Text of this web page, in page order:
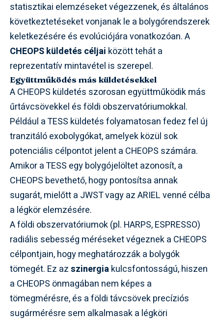
statisztikai elemzéseket végezzenek, és általános
következtetéseket vonjanak le a bolygórendszerek
keletkezésére és evolúciójára vonatkozóan. A
CHEOPS küldetés céljai között tehát a
reprezentatív mintavétel is szerepel.
Együttműködés más küldetésekkel
A CHEOPS küldetés szorosan együttműködik más
űrtávcsövekkel és földi obszervatóriumokkal.
Például a TESS küldetés folyamatosan fedez fel új
tranzitáló exobolygókat, amelyek közül sok
potenciális célpontot jelent a CHEOPS számára.
Amikor a TESS egy bolygójelöltet azonosít, a
CHEOPS bevethető, hogy pontosítsa annak
sugarát, mielőtt a JWST vagy az ARIEL venné célba
a légkör elemzésére.
A földi obszervatóriumok (pl. HARPS, ESPRESSO)
radiális sebesség méréseket végeznek a CHEOPS
célpontjain, hogy meghatározzák a bolygók
tömegét. Ez azszinergiakulcsfontosságú, hiszen
a CHEOPS önmagában nem képes a
tömegmérésre, és a földi távcsövek precíziós
sugármérésre sem alkalmasak a légköri